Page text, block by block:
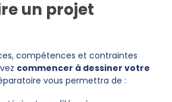
un projet
compétences et contraintes
commencer à dessiner votre
vous permettra de :